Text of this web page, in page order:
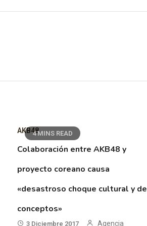
4 MINS READ
AKB48
Colaboración entre AKB48 y
proyecto coreano causa
«desastroso choque cultural y de
conceptos»
3 Diciembre 2017
Agencia